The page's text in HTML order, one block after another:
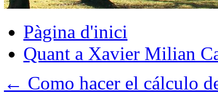
Pàgina d'inici
Quant a Xavier Milian
← Como hacer el cálculo